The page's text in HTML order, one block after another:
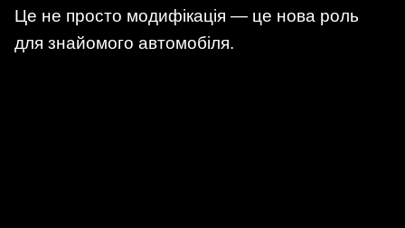
Це не просто модифікація — це нова роль
для знайомого автомобіля.